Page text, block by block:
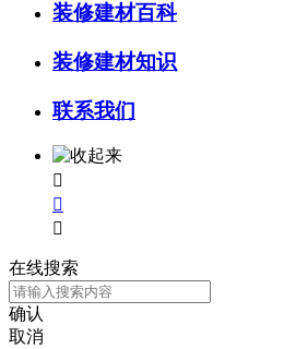
装修建材百科
装修建材知识
联系我们



在线搜索
确认
取消